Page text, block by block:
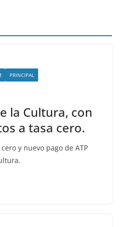
PRINCIPAL
la Cultura, con
a tasa cero.
y nuevo pago de ATP